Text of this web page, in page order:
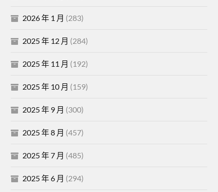
2026 年 1 月 (283)
2025 年 12 月 (284)
2025 年 11 月 (192)
2025 年 10 月 (159)
2025 年 9 月 (300)
2025 年 8 月 (457)
2025 年 7 月 (485)
2025 年 6 月 (294)